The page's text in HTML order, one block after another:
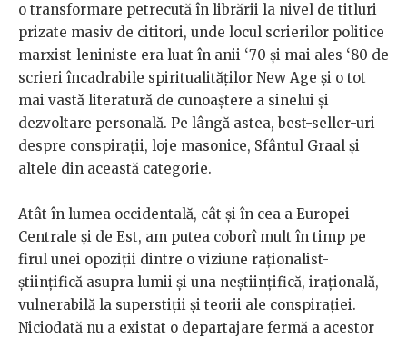
o transformare petrecută în librării la nivel de titluri
prizate masiv de cititori, unde locul scrierilor politice
marxist-leniniste era luat în anii ‘70 și mai ales ‘80 de
scrieri încadrabile spiritualităților New Age și o tot
mai vastă literatură de cunoaștere a sinelui și
dezvoltare personală. Pe lângă astea, best-seller-uri
despre conspirații, loje masonice, Sfântul Graal și
altele din această categorie.
Atât în lumea occidentală, cât și în cea a Europei
Centrale și de Est, am putea coborî mult în timp pe
firul unei opoziții dintre o viziune raționalist-
științifică asupra lumii și una neștiințifică, irațională,
vulnerabilă la superstiții și teorii ale conspirației.
Niciodată nu a existat o departajare fermă a acestor